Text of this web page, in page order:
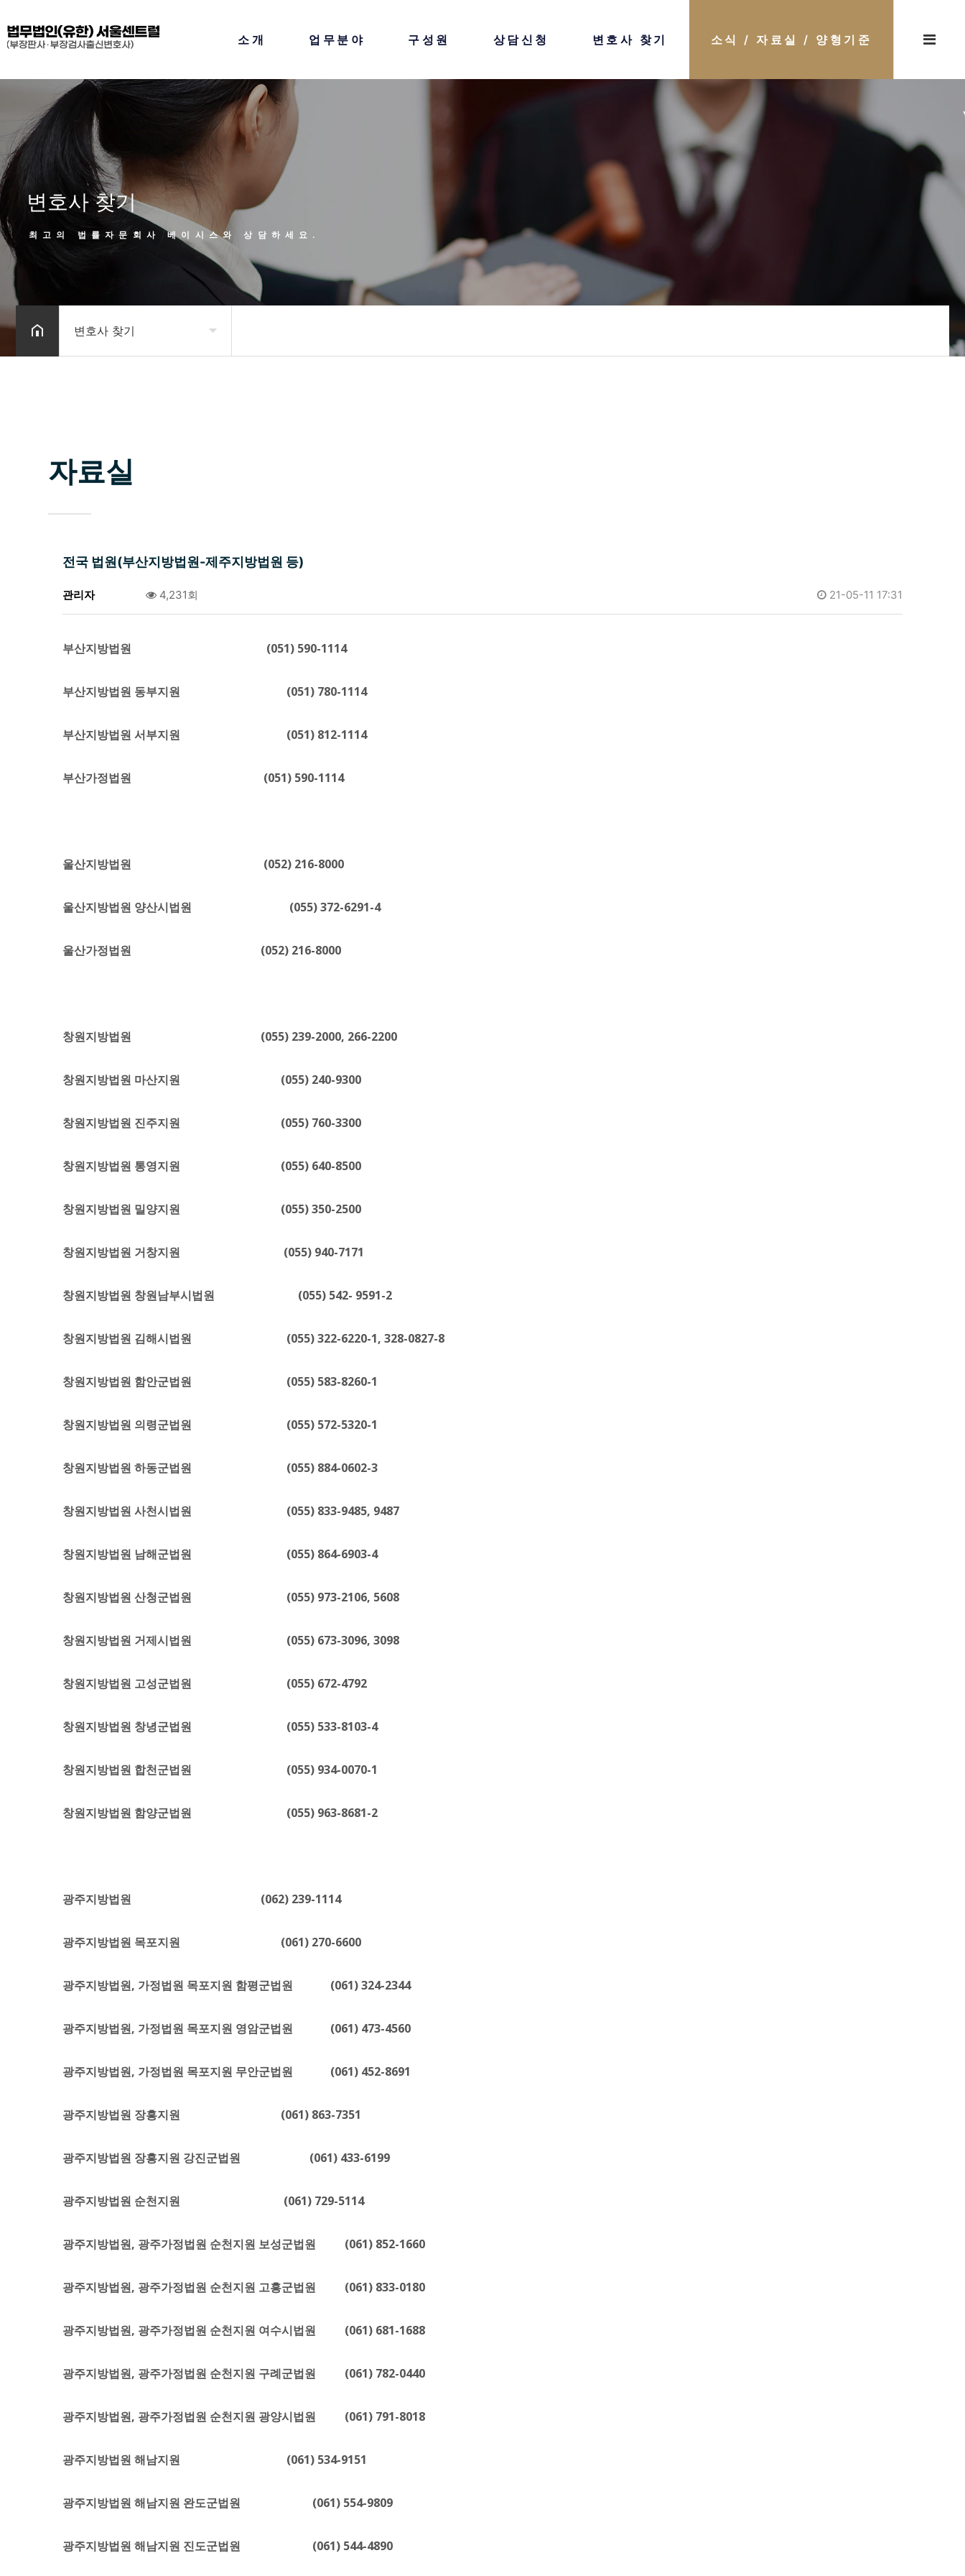
소개 업무분야 구성원 상담신청 변호사 찾기 소식 / 자료실 / 양형기준
변호사 찾기
최고의 법률자문회사 베이시스와 상담하세요.
변호사 찾기
상담신청
자료실
전국 법원(부산지방법원-제주지방법원 등)
관리자 4,231회 21-05-11 17:31
부산지방법원 (051) 590-1114
부산지방법원 동부지원 (051) 780-1114
부산지방법원 서부지원 (051) 812-1114
부산가정법원 (051) 590-1114
울산지방법원 (052) 216-8000
울산지방법원 양산시법원 (055) 372-6291-4
울산가정법원 (052) 216-8000
창원지방법원 (055) 239-2000, 266-2200
창원지방법원 마산지원 (055) 240-9300
창원지방법원 진주지원 (055) 760-3300
창원지방법원 통영지원 (055) 640-8500
창원지방법원 밀양지원 (055) 350-2500
창원지방법원 거창지원 (055) 940-7171
창원지방법원 창원남부시법원 (055) 542- 9591-2
창원지방법원 김해시법원 (055) 322-6220-1, 328-0827-8
창원지방법원 함안군법원 (055) 583-8260-1
창원지방법원 의령군법원 (055) 572-5320-1
창원지방법원 하동군법원 (055) 884-0602-3
창원지방법원 사천시법원 (055) 833-9485, 9487
창원지방법원 남해군법원 (055) 864-6903-4
창원지방법원 산청군법원 (055) 973-2106, 5608
창원지방법원 거제시법원 (055) 673-3096, 3098
창원지방법원 고성군법원 (055) 672-4792
창원지방법원 창녕군법원 (055) 533-8103-4
창원지방법원 합천군법원 (055) 934-0070-1
창원지방법원 함양군법원 (055) 963-8681-2
광주지방법원 (062) 239-1114
광주지방법원 목포지원 (061) 270-6600
광주지방법원, 가정법원 목포지원 함평군법원 (061) 324-2344
광주지방법원, 가정법원 목포지원 영암군법원 (061) 473-4560
광주지방법원, 가정법원 목포지원 무안군법원 (061) 452-8691
광주지방법원 장흥지원 (061) 863-7351
광주지방법원 장흥지원 강진군법원 (061) 433-6199
광주지방법원 순천지원 (061) 729-5114
광주지방법원, 광주가정법원 순천지원 보성군법원 (061) 852-1660
광주지방법원, 광주가정법원 순천지원 고흥군법원 (061) 833-0180
광주지방법원, 광주가정법원 순천지원 여수시법원 (061) 681-1688
광주지방법원, 광주가정법원 순천지원 구례군법원 (061) 782-0440
광주지방법원, 광주가정법원 순천지원 광양시법원 (061) 791-8018
광주지방법원 해남지원 (061) 534-9151
광주지방법원 해남지원 완도군법원 (061) 554-9809
광주지방법원 해남지원 진도군법원 (061) 544-4890